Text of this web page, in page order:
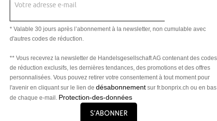
Votre adresse e-mail
* Valable 30 jours après l’abonnement à la newsletter, non cumulable avec
d'autres codes de réduction.
** Vous recevrez la newsletter de Handelsgesellschaft AG contenant des codes
de réduction exclusifs, les dernières tendances, des promotions et des offres
personnalisées. Vous pouvez retirer votre consentement à tout moment pour
l'avenir en cliquant sur le lien de désabonnement sur fr.bonprix.ch ou en bas
de chaque e-mail. Protection-des-données
S’abonner